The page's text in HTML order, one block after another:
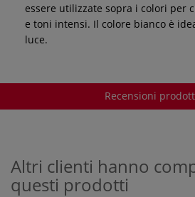
essere utilizzate sopra i colori per
e toni intensi. Il colore bianco è
luce.
Recensioni
Altri clienti hanno
questi prodotti